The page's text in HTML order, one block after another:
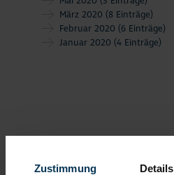
Zustimmung Details
März 2020 (8 Einträge)
Februar 2020 (6 Einträge)
Januar 2020 (4 Einträge)